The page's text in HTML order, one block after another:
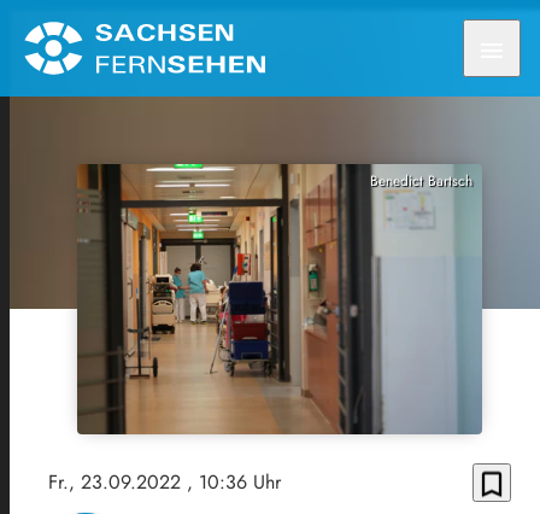
Benedict Bartsch
Fr., 23.09.2022 , 10:36 Uhr bookmark_border